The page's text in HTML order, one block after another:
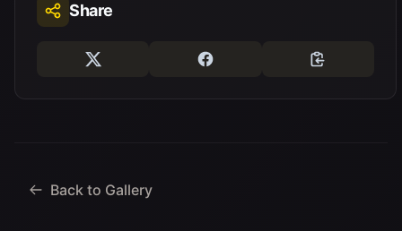
Share
Back to Gallery